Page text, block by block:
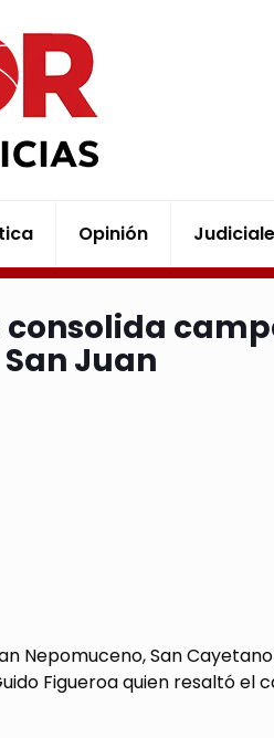
Opinión
Juan
Nepomuceno, San
Figueroa quien resaltó